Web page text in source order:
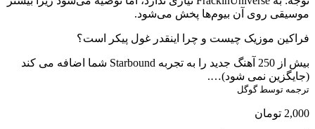
موسیقی روی آن بیوم‌ها پخش می‌شود.
فراکین موزیک چیست و چرا اینقدر غول پیکر است؟
بیش از 250 آهنگ جدید را به تجربه Starbound شما اضافه می کند
(جایگزین نمی شود)….
ترجمه توسط گوگل
2,000 تومان